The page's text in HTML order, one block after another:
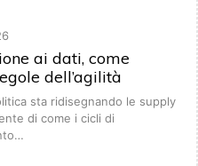
ai dati, come
dell’agilità
sta ridisegnando le supply
di come i cicli di